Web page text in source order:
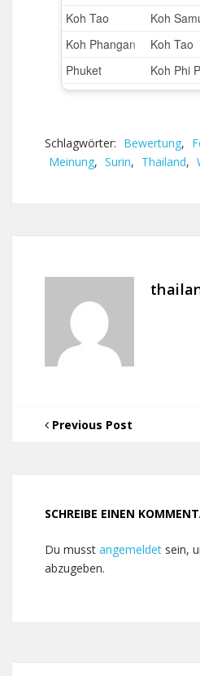
Schlagwörter: Bewertung,
Meinung, Surin, Thailand,
Previous Post
SCHREIBE EINEN
Du musst angemeldet sein,
abzugeben.